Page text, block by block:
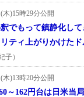
木)15時29分公開
でもって鎮静化し
ティ上がりかけたド
子）
木)13時20分公開
～162円台は日米当